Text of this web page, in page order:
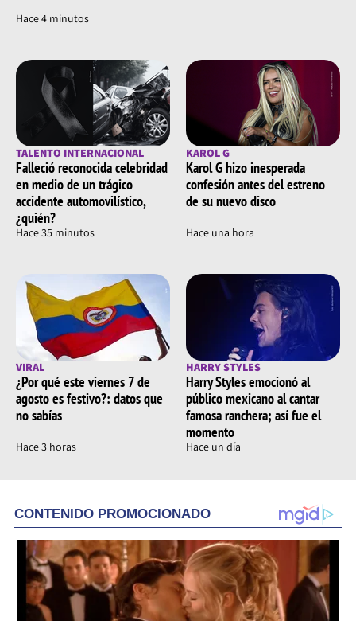
Hace 4 minutos
TALENTO INTERNACIONAL
Falleció reconocida celebridad
en medio de un trágico
accidente automovilístico,
¿quién?
Hace 35 minutos
KAROL G
Karol G hizo inesperada
confesión antes del estreno
de su nuevo disco
Hace una hora
VIRAL
¿Por qué este viernes 7 de
agosto es festivo?: datos que
no sabías
Hace 3 horas
HARRY STYLES
Harry Styles emocionó al
público mexicano al cantar
famosa ranchera; así fue el
momento
Hace un día